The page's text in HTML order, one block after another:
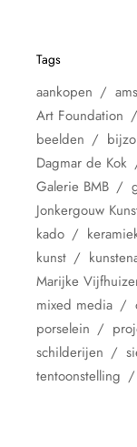
Tags
aankopen
Art Foundation
beelden
Dagmar de Kok
Galerie BMB
Jonkergouw
kado
kunst
Marijke
mixed media
porselein
schilderijen
tentoonstelling